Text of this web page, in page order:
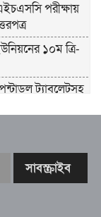
পরীক্ষায়
১০ম ত্রি-
ট্যাবলেটসহ
বিষ খাইয়ে